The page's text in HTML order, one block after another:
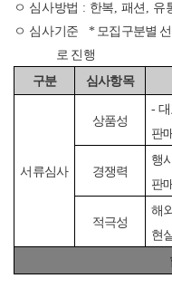
ㅇ 심사방법 : 한복, 패션 , 유
ㅇ 심사기준 * 모집구분별
로 진행
구분
심사항목
서류심사
상품성
-
판
경쟁력
행
판
적극성
해
현